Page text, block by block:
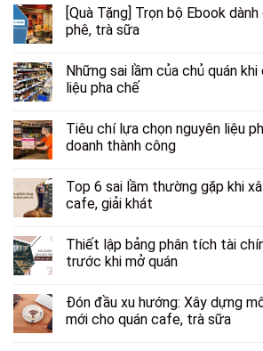
[Quà Tặng] Trọn bộ Ebook
phê, trà sữa
Những sai lầm của chủ quán
liệu pha chế
Tiêu chí lựa chọn nguyên liệu
doanh thành công
Top 6 sai lầm thường gặp khi
cafe, giải khát
Thiết lập bảng phân tích tài
trước khi mở quán
Đón đầu xu hướng: Xây dựng
mới cho quán cafe, trà sữa